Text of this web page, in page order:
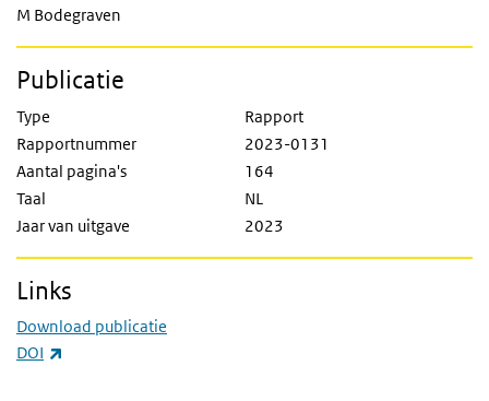
M Bodegraven
Publicatie
Type
Rapport
Rapportnummer
2023-0131
Aantal pagina's
164
Taal
NL
Jaar van uitgave
2023
Links
Download publicatie
DOI